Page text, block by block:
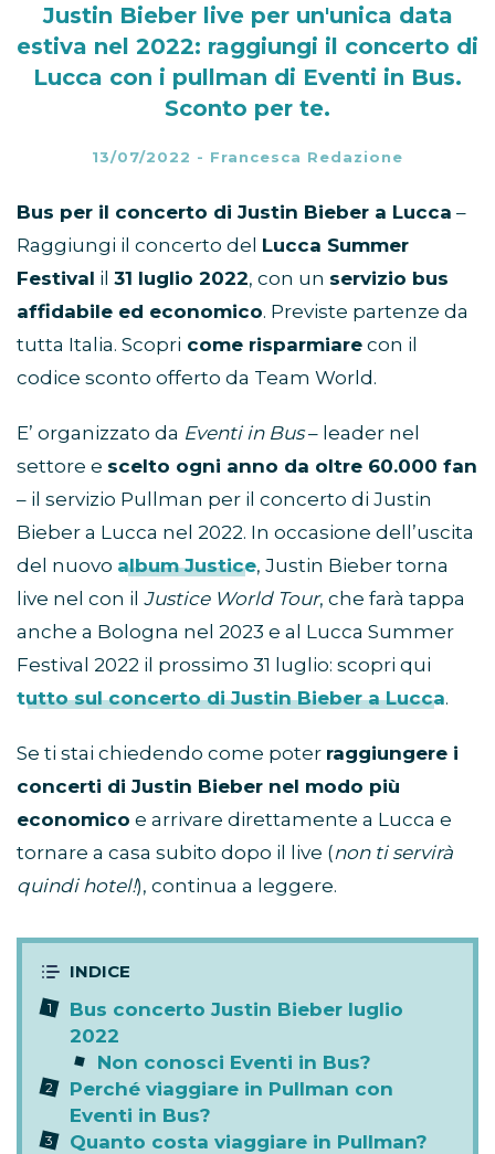
Justin Bieber live per un'unica data
estiva nel 2022: raggiungi il concerto di
Lucca con i pullman di Eventi in Bus.
Sconto per te.
13/07/2022 - Francesca Redazione
Bus per il concerto di Justin Bieber a Lucca –
Raggiungi il concerto del Lucca Summer
Festival il 31 luglio 2022, con un servizio bus
affidabile ed economico. Previste partenze da
tutta Italia. Scopri come risparmiare con il
codice sconto offerto da Team World.
E’ organizzato da Eventi in Bus– leader nel
settore e scelto ogni anno da oltre 60.000 fan
– il servizio Pullman per il concerto di Justin
Bieber a Lucca nel 2022. In occasione dell’uscita
del nuovo album Justice, Justin Bieber torna
live nel con il Justice World Tour, che farà tappa
anche a Bologna nel 2023 e al Lucca Summer
Festival 2022 il prossimo 31 luglio: scopri qui
tutto sul concerto di Justin Bieber a Lucca.
Se ti stai chiedendo come poter raggiungere i
concerti di Justin Bieber nel modo più
economico e arrivare direttamente a Lucca e
tornare a casa subito dopo il live (non ti servirà
quindi hotel!), continua a leggere.
Bus concerto Justin Bieber luglio
2022
Non conosci Eventi in Bus?
Perché viaggiare in Pullman con
Eventi in Bus?
Quanto costa viaggiare in Pullman?